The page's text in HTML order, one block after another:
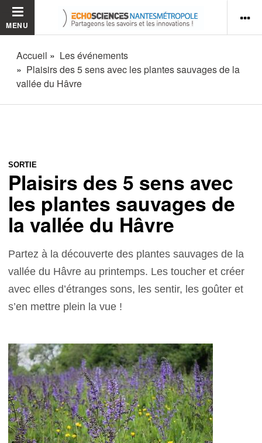
MENU
Accueil
Les événements
Plaisirs des 5 sens avec les plantes sauvages de la
vallée du Hâvre
SORTIE
Plaisirs des 5 sens avec
les plantes sauvages de
la vallée du Hâvre
Partez à la découverte des plantes sauvages de la
vallée du Hâvre au printemps. Les toucher et créer
avec elles d’étranges sons, les sentir, les goûter et
s’en mettre plein la vue !